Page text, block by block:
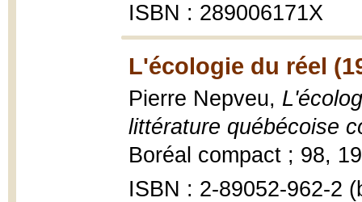
ISBN : 289006171X
L'écologie du réel
Pierre Nepveu,
littérature québécoise
Boréal compact ; 98,
ISBN : 2-89052-962-2